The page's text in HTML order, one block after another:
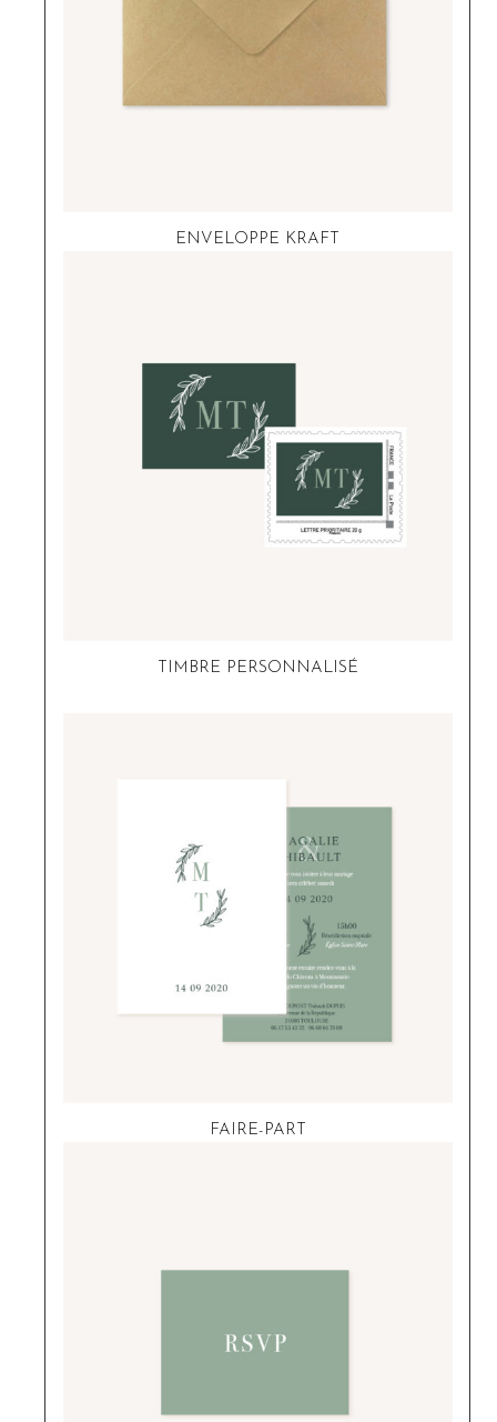
ENVELOPPE KRAFT
TIMBRE PERSONNALISÉ
FAIRE-PART